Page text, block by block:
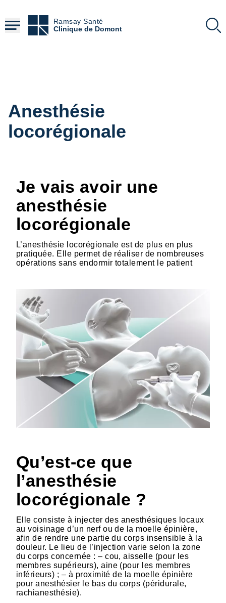
contenu
principal
Ramsay Santé
Clinique de Domont
Anesthésie
locorégionale
Je vais avoir une
anesthésie
locorégionale
L’anesthésie locorégionale est de plus en plus
pratiquée. Elle permet de réaliser de nombreuses
opérations sans endormir totalement le patient
Qu’est-ce que
l’anesthésie
locorégionale ?
Elle consiste à injecter des anesthésiques locaux
au voisinage d’un nerf ou de la moelle épinière,
afin de rendre une partie du corps insensible à la
douleur. Le lieu de l’injection varie selon la zone
du corps concernée : – cou, aisselle (pour les
membres supérieurs), aine (pour les membres
inférieurs) ; – à proximité de la moelle épinière
pour anesthésier le bas du corps (péridurale,
rachianesthésie).